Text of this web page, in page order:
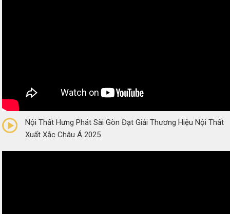
(0 Reviews)
Nội Thất Hưng Phát Sài Gòn Đạt Giải Thương Hiệu Nội Thất
Xuất Xắc Châu Á 2025